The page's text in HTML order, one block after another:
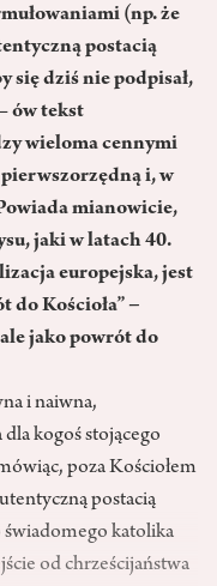
(np. że
postacią
się dziś nie podpisał,
ów tekst
wieloma cennymi
i, w
mianowicie,
jaki w latach 40.
europejska, jest
do Kościoła” −
jako powrót do
i naiwna,
kogoś stojącego
poza Kościołem
postacią
świadomego katolika
od chrześcijaństwa